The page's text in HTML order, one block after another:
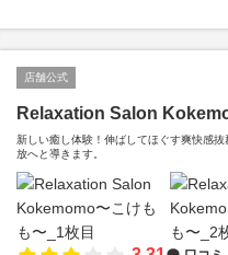
店舗公式
Relaxation Salon
新しい癒し体験！伸ばしてほぐす爽快感
放へと導きます。